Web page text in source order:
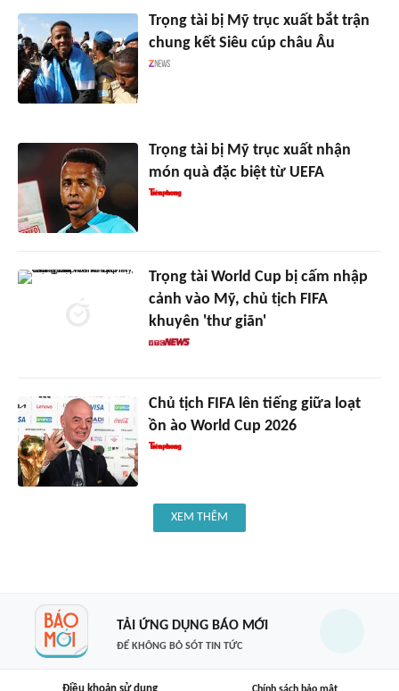
Trọng tài bị Mỹ trục xuất bắt trận
chung kết Siêu cúp châu Âu
Trọng tài bị Mỹ trục xuất nhận
món quà đặc biệt từ UEFA
Trọng tài World Cup bị cấm nhập
cảnh vào Mỹ, chủ tịch FIFA
khuyên 'thư giãn'
Chủ tịch FIFA lên tiếng giữa loạt
ồn ào World Cup 2026
XEM THÊM
TẢI ỨNG DỤNG BÁO MỚI
ĐỂ KHÔNG BỎ SÓT TIN TỨC